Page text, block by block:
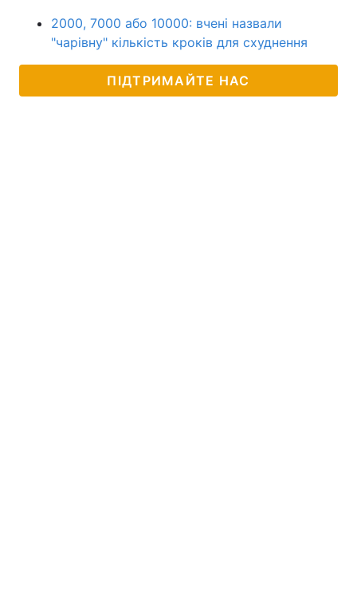
2000, 7000 або 10000: вчені назвали
"чарівну" кількість кроків для схуднення
ПІДТРИМАЙТЕ НАС